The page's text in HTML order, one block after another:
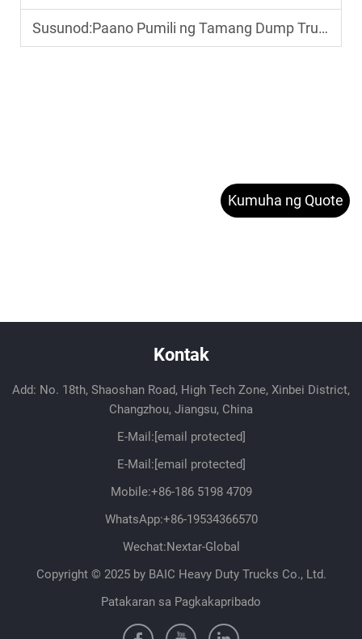
Susunod:Paano Pumili ng Tamang Dump Truck para sa mga Operasyon sa Pagmimina?
Kumuha ng Quote
Kontak
Add: No. 18th, Shaoshan Road, High Tech Zone, Xinbei District,
Changzhou, Jiangsu, China
E-Mail:[email protected]
E-Mail:[email protected]
Mobile:+86-186 5198 4709
WhatsApp:+86-19534366570
Wechat:Nextar-Global
Copyright © 2025 by BAIC Heavy Duty Trucks Co., Ltd.
Patakaran sa Pagkakapribado